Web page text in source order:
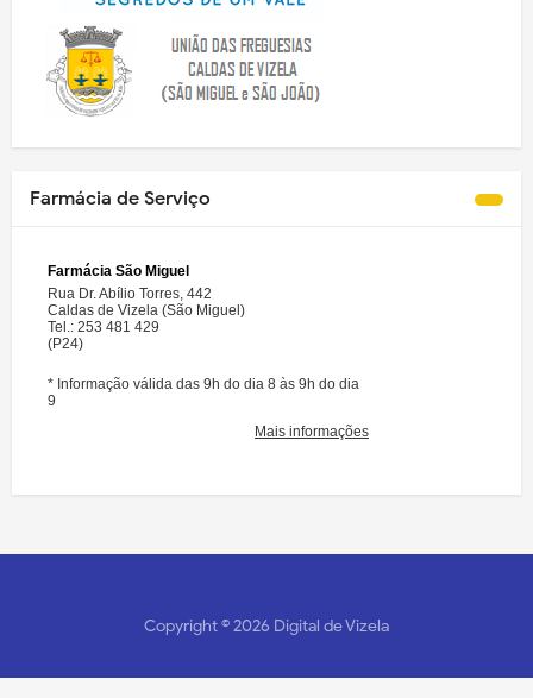
Farmácia de Serviço
Copyright ©2026 Digital de Vizela